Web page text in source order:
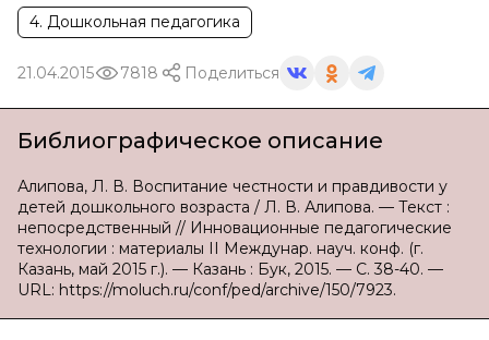
4. Дошкольная педагогика
21.04.2015 7818 Поделиться
Библиографическое описание
Алипова, Л. В. Воспитание честности и правдивости у
детей дошкольного возраста / Л. В. Алипова. — Текст :
непосредственный // Инновационные педагогические
технологии : материалы II Междунар. науч. конф. (г.
Казань, май 2015 г.). — Казань : Бук, 2015. — С. 38-40. —
URL: https://moluch.ru/conf/ped/archive/150/7923.